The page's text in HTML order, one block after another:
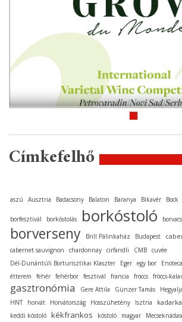
Címkefelhő
aszú Ausztria Badacsony Balaton Baranya Bikavér Bock
borfesztivál borkóstolás borkóstoló
borverseny Brill Pálinkaház Budapest
cabernet sauvignon chardonnay cirfandli CMB cuvée
Dél-Dunántúli Borturisztikai Klaszter
Eger egy bor
étterem
fehér fehérbor fesztivál francia fröccs fröccs-
gasztronómia Gere Attila Günzer Tamás Hegyalja
HNT
horvát Horvátország Hosszúhetény Isztria kadarka
keddi kóstoló kékfrankos kóstoló magyar